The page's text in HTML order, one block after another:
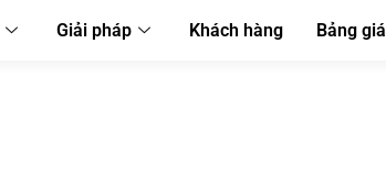
Giải pháp Khách hàng Bảng giá